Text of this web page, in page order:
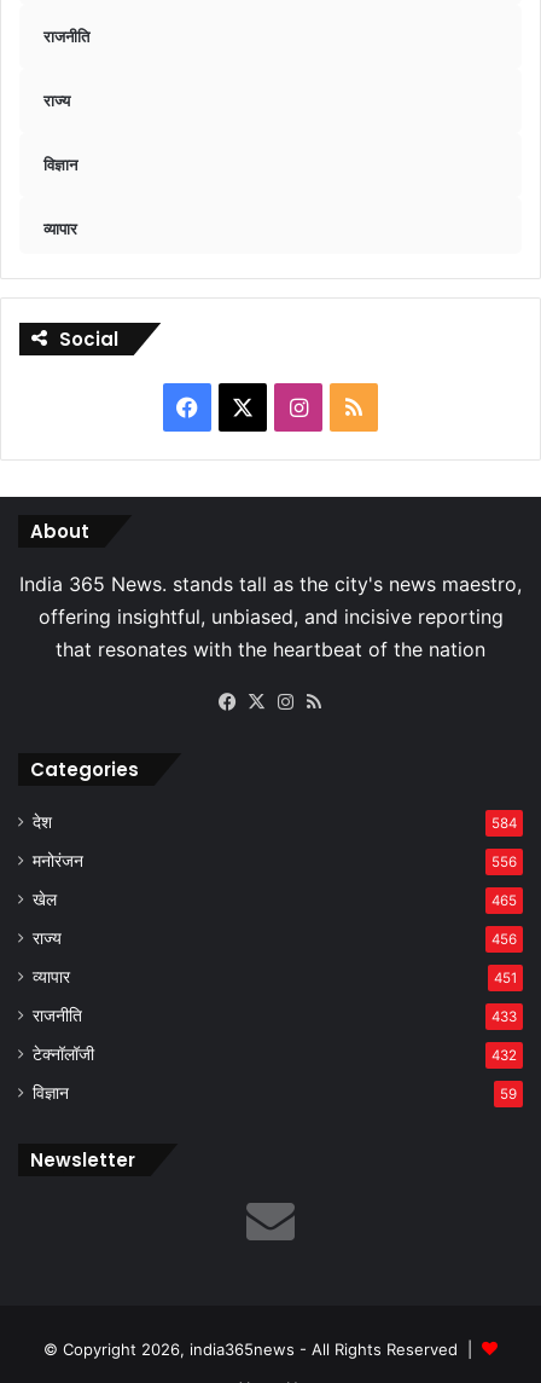
राजनीति
राज्य
विज्ञान
व्यापार
Social
Facebook Instagram
RSS
About
Facebook
X Instagram
Categories
देश 584
मनोरंजन 556
खेल 465
राज्य 456
व्यापार 451
राजनीति 433
टेक्नॉलॉजी 432
विज्ञान 59
Newsletter
© Copyright 2026, india365news - All Rights Reserved |